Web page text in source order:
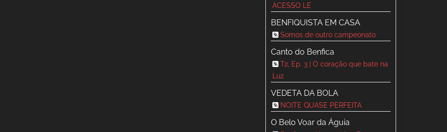
ACESSO LE
BENFIQUISTA EM CASA
Somos de outro campeonato
Canto do Benfica
T2, Ep. 3 | O coração que bate na
Luz
VEDETA DA BOLA
NOITE QUASE PERFEITA
O Belo Voar da Águia